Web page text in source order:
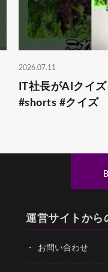
2026.07.11
IT社長がAIクイ
#shorts #クイズ
運営サイトから
お問い合わせ